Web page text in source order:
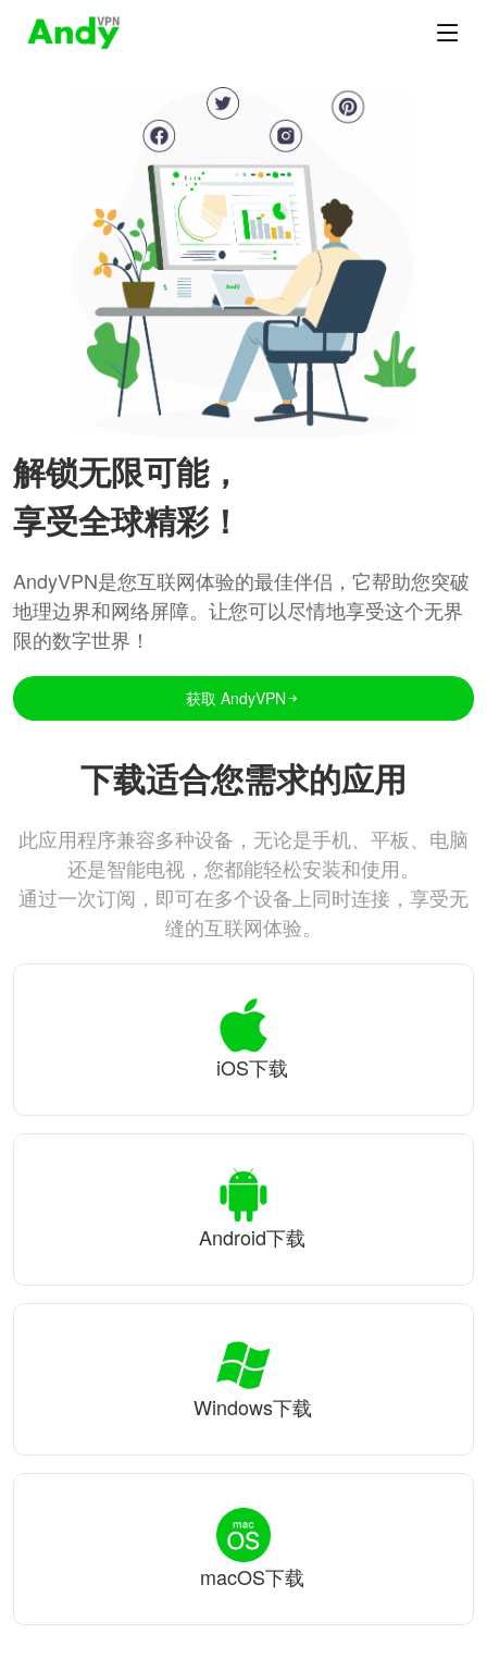
解锁无限可能，
享受全球精彩！
AndyVPN是您互联网体验的最佳伴侣，它帮助您突破
地理边界和网络屏障。让您可以尽情地享受这个无界
限的数字世界！
获取 AndyVPN
下载适合您需求的应用
此应用程序兼容多种设备，无论是手机、平板、电脑
还是智能电视，您都能轻松安装和使用。
通过一次订阅，即可在多个设备上同时连接，享受无
缝的互联网体验。
iOS下载
Android下载
Windows下载
macOS下载